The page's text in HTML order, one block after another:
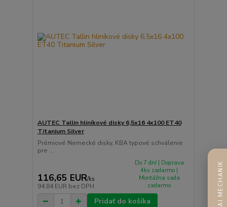
AUTEC Tallin hliníkové disky 6,5x16 4x100 ET40
Titanium Silver
Prémiové Nemecké disky, KBA typové schválenie
pre ...
116,65 EUR/ks
94,84 EUR bez DPH
Do 7 dní | Doprava
4ks zadarmo |
Montážna sada
zadarmo
Pridať do košíka AI MECHANIK